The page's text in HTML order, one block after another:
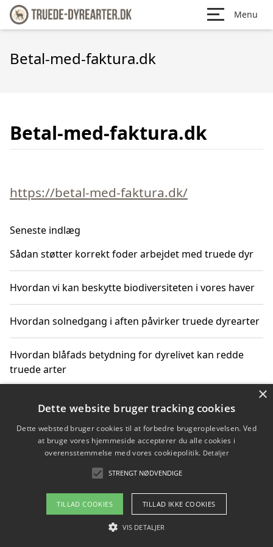
Menu
Betal-med-faktura.dk
Betal-med-faktura.dk
https://betal-med-faktura.dk/
Seneste indlæg
Sådan støtter korrekt foder arbejdet med truede dyr
Hvordan vi kan beskytte biodiversiteten i vores haver
Hvordan solnedgang i aften påvirker truede dyrearter
Hvordan blåfads betydning for dyrelivet kan redde
truede arter
Hvordan kan gaver til unge voksne støtte bevarelsen
Copyright 2026 - Pilanto Aps
Om / kontakt
Blog Betingelser
×
Dette website bruger tracking cookies
Dette websted bruger cookies til at forbedre brugeroplevelsen. Ved
at bruge vores hjemmeside accepterer du alle cookies i
overensstemmelse med vores cookiepolitik. Detaljer
STRENGT NØDVENDIGE
TILLAD COOKIES TILLAD IKKE COOKIES
VIS DETALJER